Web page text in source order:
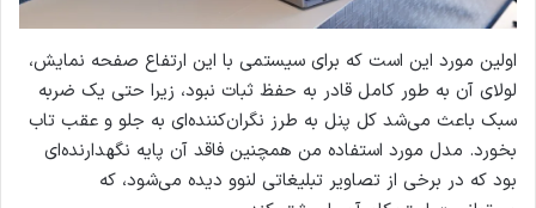
اولین مورد این است که برای سیستمی با این ارتفاع صفحه نمایش،
لولای آن به طور کامل قادر به حفظ ثبات نبود، زیرا حتی یک ضربه
سبک باعث می‌شد کل پنل به طرز نگران‌کننده‌ای به جلو و عقب تاب
بخورد. مدل مورد استفاده من همچنین فاقد آن پایه نگهدارنده‌ای
بود که در برخی از تصاویر تبلیغاتی لنوو دیده می‌شود، که